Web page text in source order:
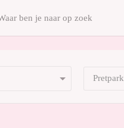
.env
Pretpark